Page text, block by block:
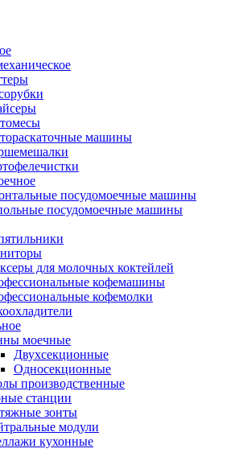
машины
посудомоечные машины
посудомоечные машины
для молочных коктейлей
кофемашины
кофемолки
моечные
Двухсекционные
Односекционные
производственные
станции
зонты
модули
кухонные